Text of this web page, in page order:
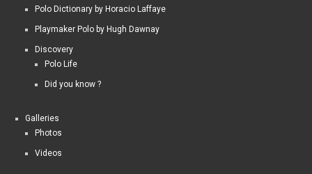
Polo Dictionary by Horacio Laffaye
Playmaker Polo by Hugh Dawnay
Discovery
Polo Life
Did you know ?
Galleries
Photos
Videos